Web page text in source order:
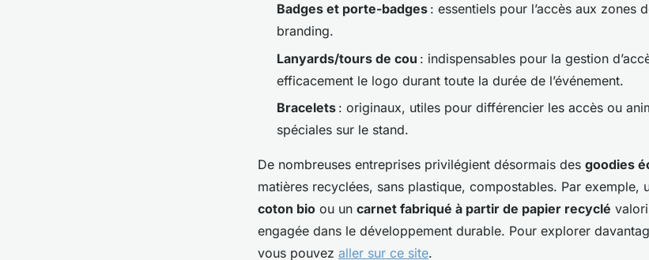
Badges et porte-badges : essentiels pour l’accès aux zones
branding.
Lanyards/tours de cou : indispensables pour la gestion
efficacement le logo durant toute la durée de l’événement.
Bracelets : originaux, utiles pour différencier les accès ou
spéciales sur le stand.
De nombreuses entreprises privilégient désormais des goodies
matières recyclées, sans plastique, compostables. Par exemple,
coton bio ou un carnet fabriqué à partir de papier recyclé
engagée dans le développement durable. Pour explorer
vous pouvez aller sur ce site.